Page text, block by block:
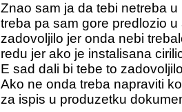
Znao sam ja da tebi netreba
treba pa sam gore predlozio
zadovoljilo jer onda nebi
redu jer ako je instalisana
E sad dali bi tebe to
Ako ne onda treba napraviti
za ispis u produzetku